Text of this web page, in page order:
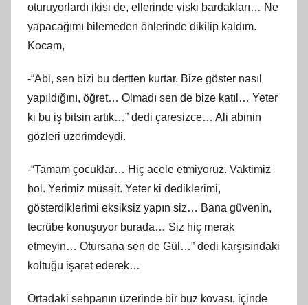
oturuyorlardı ikisi de, ellerinde viski bardakları… Ne
yapacağımı bilemeden önlerinde dikilip kaldım.
Kocam,
-“Abi, sen bizi bu dertten kurtar. Bize göster nasıl
yapıldığını, öğret… Olmadı sen de bize katıl… Yeter
ki bu iş bitsin artık…” dedi çaresizce… Ali abinin
gözleri üzerimdeydi.
-“Tamam çocuklar… Hiç acele etmiyoruz. Vaktimiz
bol. Yerimiz müsait. Yeter ki dediklerimi,
gösterdiklerimi eksiksiz yapın siz… Bana güvenin,
tecrübe konuşuyor burada… Siz hiç merak
etmeyin… Otursana sen de Gül…” dedi karşısındaki
koltuğu işaret ederek…
Ortadaki sehpanın üzerinde bir buz kovası, içinde